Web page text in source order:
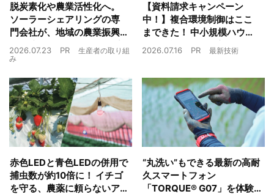
脱炭素化や農業活性化へ。
ソーラーシェアリングの専
門会社が、地域の農業振興
や経済循環をワンストップ
でサポート
2026.07.23 PR
生産者の取り組
み
【資料請求キャンペーン
中！】複合環境制御はここ
まできた！ 中小規模ハウス
でも検討しやすい高コスパ
複合環境制御装置が誕生
2026.07.16 PR 最新技術
赤色LEDと青色LEDの併用で
捕虫数が約10倍に！ イチゴ
を守る、農薬に頼らないア
“丸洗い”もできる最新の高耐
久スマートフォン
「TORQUE® G07」を体験